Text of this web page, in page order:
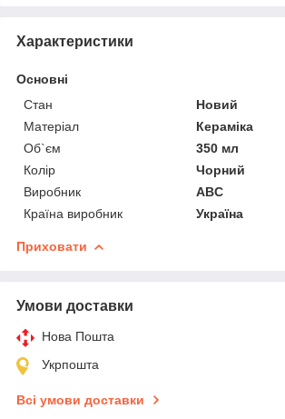
Характеристики
Основні
Стан
Новий
Матеріал
Кераміка
Об`єм
350 мл
Колір
Чорний
Виробник
ABC
Країна виробник
Україна
Приховати
Умови доставки
Нова Пошта
Укрпошта
Всі умови доставки